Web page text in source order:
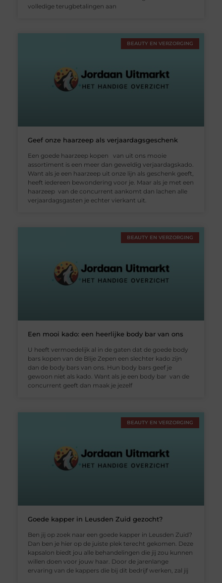
volledige terugbetalingen aan
BEAUTY EN VERZORGING
Geef onze haarzeep als verjaardagsgeschenk
Een goede haarzeep kopen van uit ons mooie
assortiment is een meer dan geweldig verjaardagskado.
Want als je een haarzeep uit onze lijn als geschenk geeft,
heeft iedereen bewondering voor je. Maar als je met een
haarzeep van de concurrent aankomt dan lachen alle
verjaardagsgasten je echter vierkant uit.
BEAUTY EN VERZORGING
Een mooi kado: een heerlijke body bar van ons
U heeft vermoedelijk al in de gaten dat de goede body
bars kopen van de Blije Zepen een slechter kado zijn
dan de body bars van ons. Hun body bars geef je
gewoon niet als kado. Want als je een body bar van de
concurrent geeft dan maak je jezelf
BEAUTY EN VERZORGING
Goede kapper in Leusden Zuid gezocht?
Ben jij op zoek naar een goede kapper in Leusden Zuid?
Dan ben je hier op de juiste plek terecht gekomen. Deze
kapsalon biedt jou alle behandelingen die jij zou kunnen
willen doen voor jouw haar. Door de jarenlange
ervaring van de kappers die bij dit bedrijf werken, zal jij